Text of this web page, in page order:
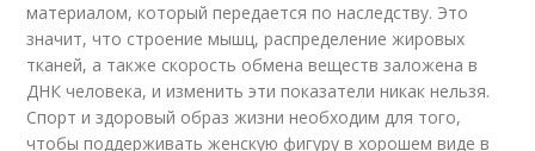
материалом, который передается по наследству. Это
значит, что строение мышц, распределение жировых
тканей, а также скорость обмена веществ заложена в
ДНК человека, и изменить эти показатели никак нельзя.
Спорт и здоровый образ жизни необходим для того,
чтобы поддерживать женскую фигуру в хорошем виде в